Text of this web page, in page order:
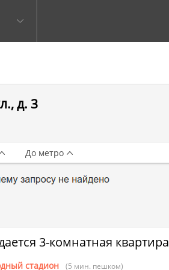
д. 3
3-комнатная квартира
стадион (5 мин. пешком)
До метро